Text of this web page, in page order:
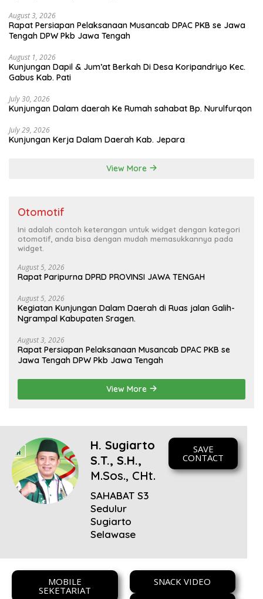
August 3, 2026
Rapat Persiapan Pelaksanaan Musancab DPAC PKB se Jawa
Tengah DPW Pkb Jawa Tengah
August 1, 2026
Kunjungan Dapil & Jum’at Berkah Di Desa Koripandriyo Kec.
Gabus Kab. Pati
July 30, 2026
Kunjungan Dalam daerah Ke Rumah sahabat Bp. Nurulfurqon
July 29, 2026
Kunjungan Kerja Dalam Daerah Kab. Jepara
View More
Otomotif
Ini adalah contoh keterangan untuk widget dengan kategori
otomotif, anda bisa dengan mudah memasukkannya pada
widget.
August 5, 2026
Rapat Paripurna DPRD PROVINSI JAWA TENGAH
August 5, 2026
Kegiatan Kunjungan Dalam Daerah di Ruas jalan Galih-
Ngrampal Kabupaten Sragen.
August 3, 2026
Rapat Persiapan Pelaksanaan Musancab DPAC PKB se
Jawa Tengah DPW Pkb Jawa Tengah
View More
H. Sugiarto
S.T., S.H.,
M.Sos., CHt.
SAHABAT S3
Sedulur
Sugiarto
Selawase
SAVE
CONTACT
MOBILE
SEKETARIAT
SNACK VIDEO